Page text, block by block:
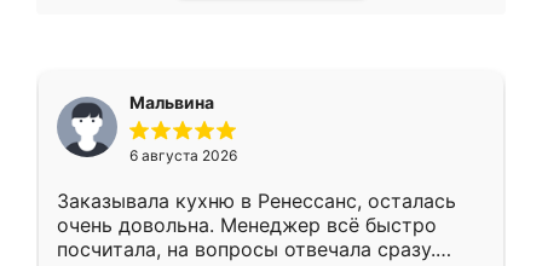
Мальвина
6 августа 2026
Заказывала кухню в Ренессанс, осталась
очень довольна. Менеджер всё быстро
посчитала, на вопросы отвечала сразу.